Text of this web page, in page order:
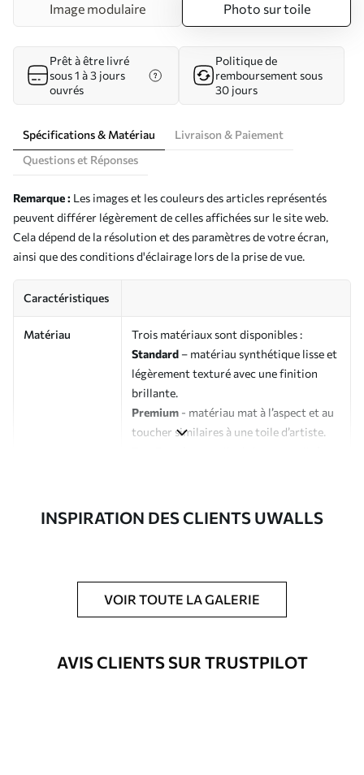
Image modulaire Photo sur toile
Prêt à être livré
sous 1 à 3 jours
ouvrés
Politique de
remboursement sous
30 jours
Spécifications & Matériau
Livraison & Paiement
Questions et Réponses
Remarque : Les images et les couleurs des articles représentés
peuvent différer légèrement de celles affichées sur le site web.
Cela dépend de la résolution et des paramètres de votre écran,
ainsi que des conditions d'éclairage lors de la prise de vue.
Caractéristiques
Matériau
Trois matériaux sont disponibles :
Standard – matériau synthétique lisse et
légèrement texturé avec une finition
brillante.
Premium - matériau mat à l’aspect et au
toucher similaires à une toile d’artiste.
Possibilité d'ajouter un vernis
protecteur pour renforcer la durabilité
du tableau.
Matériaux disponibles
INSPIRATION DES CLIENTS UWALLS
VOIR TOUTE LA GALERIE
AVIS CLIENTS SUR TRUSTPILOT